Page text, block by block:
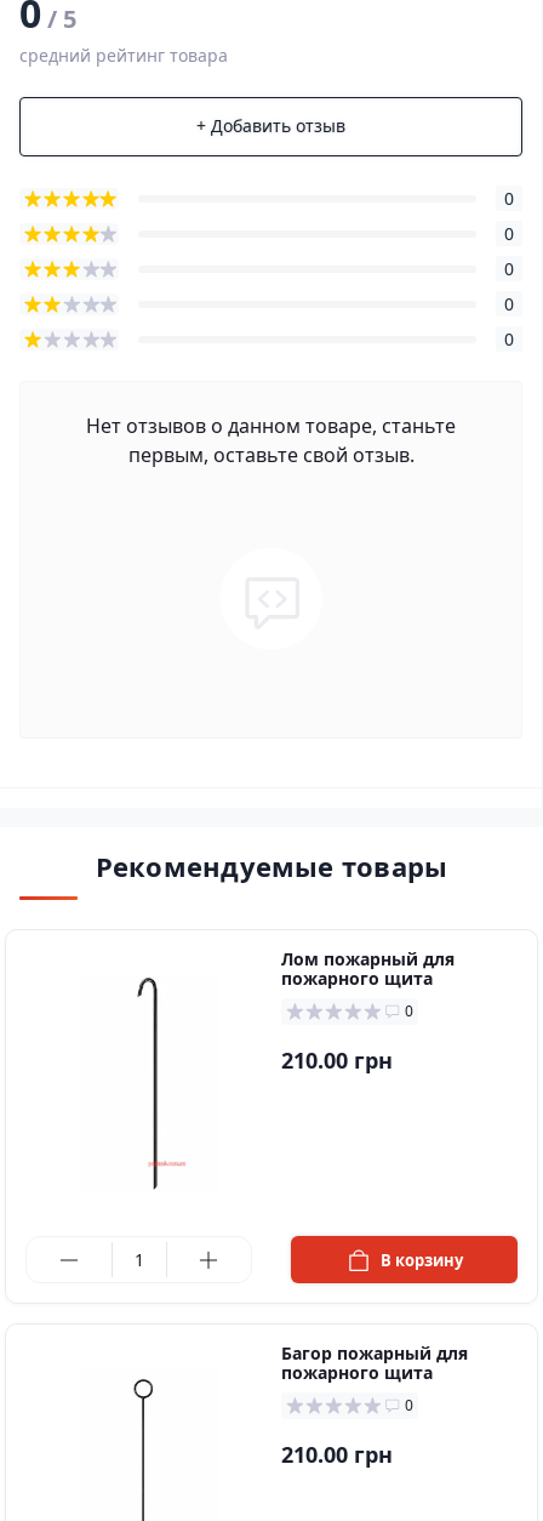
0/ 5
средний рейтинг товара
+ Добавить отзыв
0
0
0
0
0
Нет отзывов о данном товаре, станьте
первым, оставьте свой отзыв.
Рекомендуемые товары
Лом пожарный для
пожарного щита
0
210.00 грн
В корзину
Багор пожарный для
пожарного щита
0
210.00 грн